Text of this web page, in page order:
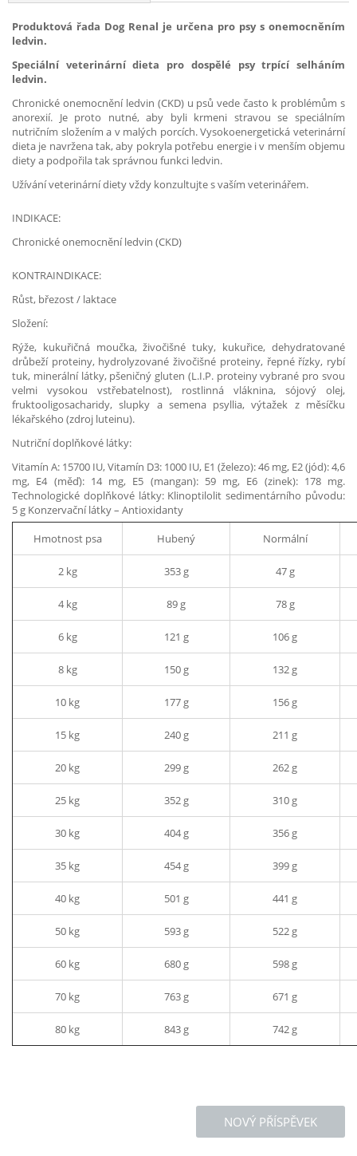
Produktová řada Dog Renal je určena pro psy s onemocněním
ledvin.
Speciální veterinární dieta pro dospělé psy trpící selháním
ledvin.
Chronické onemocnění ledvin (CKD) u psů vede často k problémům s
anorexií. Je proto nutné, aby byli krmeni stravou se speciálním
nutričním složením a v malých porcích. Vysokoenergetická veterinární
dieta je navržena tak, aby pokryla potřebu energie i v menším objemu
diety a podpořila tak správnou funkci ledvin.
Užívání veterinární diety vždy konzultujte s vaším veterinářem.
INDIKACE:
Chronické onemocnění ledvin (CKD)
KONTRAINDIKACE:
Růst, březost / laktace
Složení:
Rýže, kukuřičná moučka, živočišné tuky, kukuřice, dehydratované
drůbeží proteiny, hydrolyzované živočišné proteiny, řepné řízky, rybí
tuk, minerální látky, pšeničný gluten (L.I.P. proteiny vybrané pro svou
velmi vysokou vstřebatelnost), rostlinná vláknina, sójový olej,
fruktooligosacharidy, slupky a semena psyllia, výtažek z měsíčku
lékařského (zdroj luteinu).
Nutriční doplňkové látky:
Vitamín A: 15700 IU, Vitamín D3: 1000 IU, E1 (železo): 46 mg, E2 (jód): 4,6
mg, E4 (měď): 14 mg, E5 (mangan): 59 mg, E6 (zinek): 178 mg.
Technologické doplňkové látky: Klinoptilolit sedimentárního původu:
5 g Konzervační látky – Antioxidanty
Hmotnost psa
Hubený Normální
2 kg 353 g 47 g
4 kg 89 g 78 g
6 kg 121 g 106 g
8 kg 150 g 132 g
10 kg 177 g 156 g
15 kg 240 g 211 g
20 kg 299 g 262 g
25 kg 352 g 310 g
30 kg 404 g 356 g
35 kg 454 g 399 g
40 kg 501 g 441 g
50 kg 593 g 522 g
60 kg 680 g 598 g
70 kg 763 g 671 g
80 kg 843 g 742 g
NOVÝ PŘÍSPĚVEK